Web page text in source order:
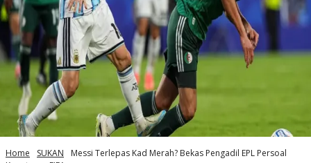
Home SUKAN
Messi Terlepas Kad Merah? Bekas Pengadil EPL Persoal